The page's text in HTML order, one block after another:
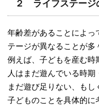
２ ライフステージ
年齢差があることによっ
テージが異なることが多
例えば、子どもを産む時
人はまだ遊んでいる時期
まだ遊び足りない、もし
子どものことを具体的に